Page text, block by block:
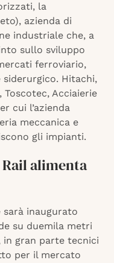
la
azienda di
industriale che, a
sullo sviluppo
ferroviario,
Hitachi,
Acciaierie
cui l’azienda
meccanica e
gli impianti.
alimenta
inaugurato
su duemila metri
in gran parte tecnici
per il mercato